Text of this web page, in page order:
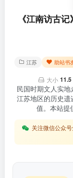
《江南访古
江苏 助站书
大小 11.5
民国时期文人实
江苏地区的历史
值。本站提
关注微信公众